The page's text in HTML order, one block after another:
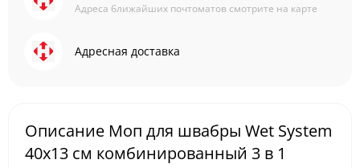
Адреса ближайших почтоматов смотрите на карте
Адресная доставка
Описание Моп для швабры Wet System
40x13 см комбинированный 3 в 1